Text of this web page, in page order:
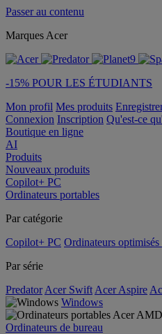
Passer au contenu
Marques Acer
-15% POUR LES ÉTUDIANTS
Mon profil Mes produits
Connexion Inscription Qu'est-ce
Boutique en ligne
AI
Produits
Nouveaux produits
Copilot+ PC
Ordinateurs portables
Par catégorie
Copilot+ PC Ordinateurs
Par série
Predator Acer Swift Acer Aspire
Windows
Ordinateurs de bureau